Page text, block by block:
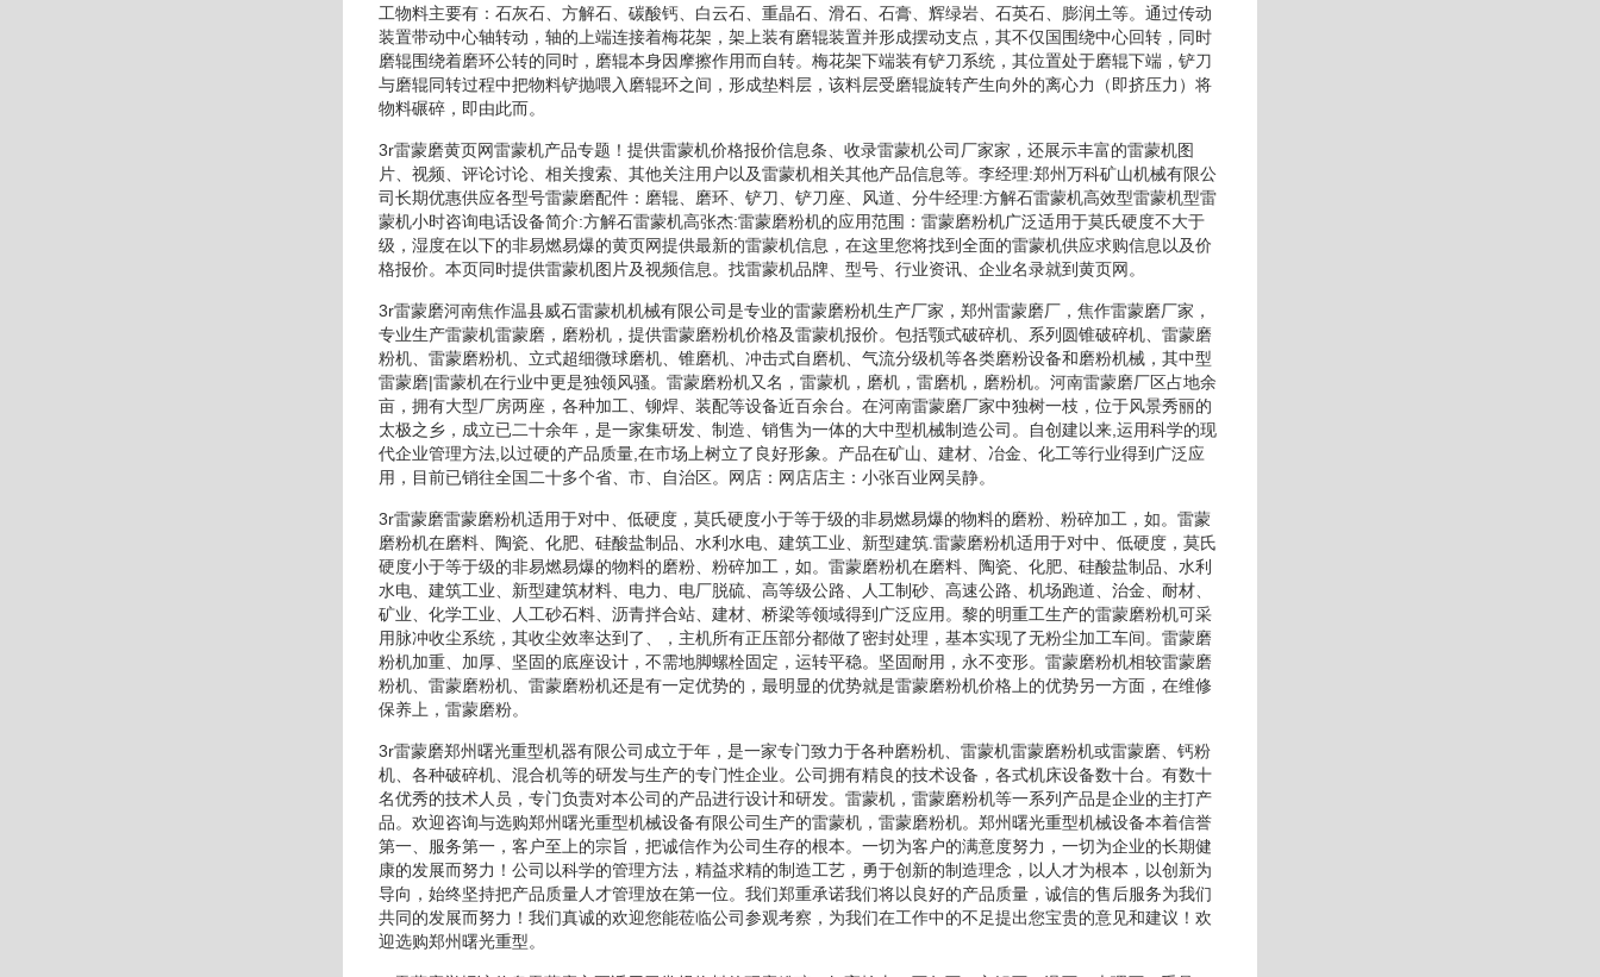
工物料主要有：石灰石、方解石、碳酸钙、白云石、重晶石、滑石、石膏、辉绿岩、石英石、膨润土等。通过传动
装置带动中心轴转动，轴的上端连接着梅花架，架上装有磨辊装置并形成摆动支点，其不仅国围绕中心回转，同时
磨辊围绕着磨环公转的同时，磨辊本身因摩擦作用而自转。梅花架下端装有铲刀系统，其位置处于磨辊下端，铲刀
与磨辊同转过程中把物料铲抛喂入磨辊环之间，形成垫料层，该料层受磨辊旋转产生向外的离心力（即挤压力）将
物料碾碎，即由此而。
3r雷蒙磨黄页网雷蒙机产品专题！提供雷蒙机价格报价信息条、收录雷蒙机公司厂家家，还展示丰富的雷蒙机图
片、视频、评论讨论、相关搜索、其他关注用户以及雷蒙机相关其他产品信息等。李经理:郑州万科矿山机械有限公
司长期优惠供应各型号雷蒙磨配件：磨辊、磨环、铲刀、铲刀座、风道、分牛经理:方解石雷蒙机高效型雷蒙机型雷
蒙机小时咨询电话设备简介:方解石雷蒙机高张杰:雷蒙磨粉机的应用范围：雷蒙磨粉机广泛适用于莫氏硬度不大于
级，湿度在以下的非易燃易爆的黄页网提供最新的雷蒙机信息，在这里您将找到全面的雷蒙机供应求购信息以及价
格报价。本页同时提供雷蒙机图片及视频信息。找雷蒙机品牌、型号、行业资讯、企业名录就到黄页网。
3r雷蒙磨河南焦作温县威石雷蒙机机械有限公司是专业的雷蒙磨粉机生产厂家，郑州雷蒙磨厂，焦作雷蒙磨厂家，
专业生产雷蒙机雷蒙磨，磨粉机，提供雷蒙磨粉机价格及雷蒙机报价。包括颚式破碎机、系列圆锥破碎机、雷蒙磨
粉机、雷蒙磨粉机、立式超细微球磨机、锥磨机、冲击式自磨机、气流分级机等各类磨粉设备和磨粉机械，其中型
雷蒙磨|雷蒙机在行业中更是独领风骚。雷蒙磨粉机又名，雷蒙机，磨机，雷磨机，磨粉机。河南雷蒙磨厂区占地余
亩，拥有大型厂房两座，各种加工、铆焊、装配等设备近百余台。在河南雷蒙磨厂家中独树一枝，位于风景秀丽的
太极之乡，成立已二十余年，是一家集研发、制造、销售为一体的大中型机械制造公司。自创建以来,运用科学的现
代企业管理方法,以过硬的产品质量,在市场上树立了良好形象。产品在矿山、建材、冶金、化工等行业得到广泛应
用，目前已销往全国二十多个省、市、自治区。网店：网店店主：小张百业网吴静。
3r雷蒙磨雷蒙磨粉机适用于对中、低硬度，莫氏硬度小于等于级的非易燃易爆的物料的磨粉、粉碎加工，如。雷蒙
磨粉机在磨料、陶瓷、化肥、硅酸盐制品、水利水电、建筑工业、新型建筑.雷蒙磨粉机适用于对中、低硬度，莫氏
硬度小于等于级的非易燃易爆的物料的磨粉、粉碎加工，如。雷蒙磨粉机在磨料、陶瓷、化肥、硅酸盐制品、水利
水电、建筑工业、新型建筑材料、电力、电厂脱硫、高等级公路、人工制砂、高速公路、机场跑道、治金、耐材、
矿业、化学工业、人工砂石料、沥青拌合站、建材、桥梁等领域得到广泛应用。黎的明重工生产的雷蒙磨粉机可采
用脉冲收尘系统，其收尘效率达到了、，主机所有正压部分都做了密封处理，基本实现了无粉尘加工车间。雷蒙磨
粉机加重、加厚、坚固的底座设计，不需地脚螺栓固定，运转平稳。坚固耐用，永不变形。雷蒙磨粉机相较雷蒙磨
粉机、雷蒙磨粉机、雷蒙磨粉机还是有一定优势的，最明显的优势就是雷蒙磨粉机价格上的优势另一方面，在维修
保养上，雷蒙磨粉。
3r雷蒙磨郑州曙光重型机器有限公司成立于年，是一家专门致力于各种磨粉机、雷蒙机雷蒙磨粉机或雷蒙磨、钙粉
机、各种破碎机、混合机等的研发与生产的专门性企业。公司拥有精良的技术设备，各式机床设备数十台。有数十
名优秀的技术人员，专门负责对本公司的产品进行设计和研发。雷蒙机，雷蒙磨粉机等一系列产品是企业的主打产
品。欢迎咨询与选购郑州曙光重型机械设备有限公司生产的雷蒙机，雷蒙磨粉机。郑州曙光重型机械设备本着信誉
第一、服务第一，客户至上的宗旨，把诚信作为公司生存的根本。一切为客户的满意度努力，一切为企业的长期健
康的发展而努力！公司以科学的管理方法，精益求精的制造工艺，勇于创新的制造理念，以人才为根本，以创新为
导向，始终坚持把产品质量人才管理放在第一位。我们郑重承诺我们将以良好的产品质量，诚信的售后服务为我们
共同的发展而努力！我们真诚的欢迎您能莅临公司参观考察，为我们在工作中的不足提出您宝贵的意见和建议！欢
迎选购郑州曙光重型。